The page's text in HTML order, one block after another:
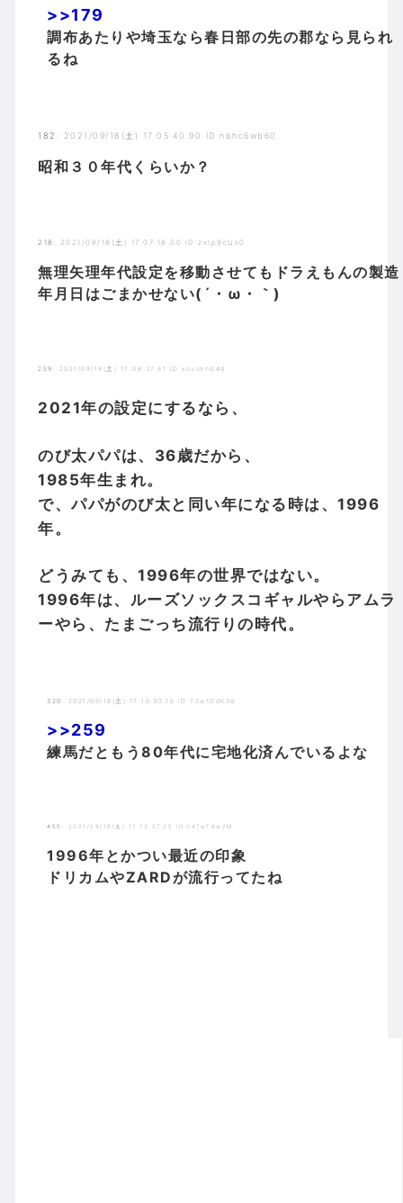
>>179
調布あたりや埼玉なら春日部の先の郡なら見られ
るね
182 : 2021/09/18(土) 17:05:40.90 ID:nbhc6wb60
昭和３０年代くらいか？
218 2021/09/18(土) 17:07:18.00 ID:zxIp9cUs0
無理矢理年代設定を移動させてもドラえもんの製造
年月日はごまかせない(´・ω・｀)
259 2021/09/18(土) 17:08:37.61 ID:xovtmhb4d
2021年の設定にするなら、
のび太パパは、36歳だから、
1985年生まれ。
で、パパがのび太と同い年になる時は、1996
年。
どうみても、1996年の世界ではない。
1996年は、ルーズソックスコギャルやらアムラ
ーやら、たまごっち流行りの時代。
320 2021/09/18(土) 17:10:03.16 ID:7Sw1DdK3d
>>259
練馬だともう80年代に宅地化済んでいるよな
455 2021/09/18(土) 17:13:07.25 ID:h47wT8w2M
1996年とかつい最近の印象
ドリカムやZARDが流行ってたね